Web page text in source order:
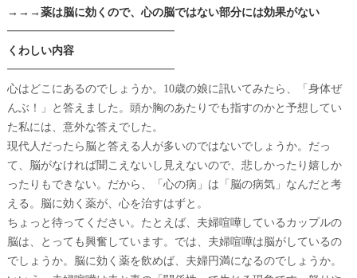
→→→薬は脳に効くので、心の脳ではない部分には効果がない
━━━━━━━━━━━━━━━
くわしい内容
━━━━━━━━━━━━━━━
心はどこにあるのでしょうか。10歳の娘に訊いてみたら、「身体ぜ
んぶ！」と答えました。頭か胸のあたりでも指すのかと予想してい
た私には、意外な答えでした。
現代人だったら脳と答える人が多いのではないでしょうか。だっ
て、脳がなければ聞こえないし見えないので、悲しかったり嬉しか
ったりもできない。だから、「心の病」は「脳の病気」なんだと考
える。脳に効く薬が、心を治すはずと。
ちょっと待ってください。たとえば、夫婦喧嘩しているカップルの
脳は、とっても興奮しています。では、夫婦喧嘩は脳がしているの
でしょうか。脳に効く薬を飲めば、夫婦円満になるのでしょうか。